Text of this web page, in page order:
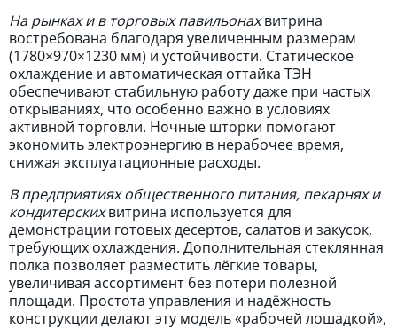
На рынках и в торговых павильонахвитрина
востребована благодаря увеличенным размерам
(1780×970×1230 мм) и устойчивости. Статическое
охлаждение и автоматическая оттайка ТЭН
обеспечивают стабильную работу даже при частых
открываниях, что особенно важно в условиях
активной торговли. Ночные шторки помогают
экономить электроэнергию в нерабочее время,
снижая эксплуатационные расходы.
В предприятиях общественного питания, пекарнях и
кондитерскихвитрина используется для
демонстрации готовых десертов, салатов и закусок,
требующих охлаждения. Дополнительная стеклянная
полка позволяет разместить лёгкие товары,
увеличивая ассортимент без потери полезной
площади. Простота управления и надёжность
конструкции делают эту модель «рабочей лошадкой»,